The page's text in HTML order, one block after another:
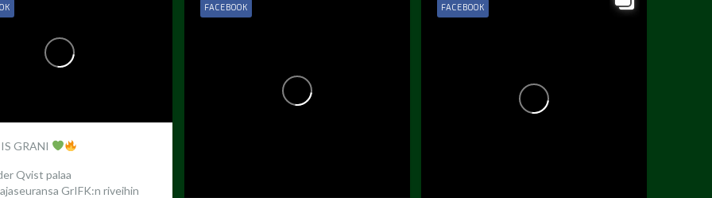
GRANI
Qvist palaa
GrIFK:n riveihin
FACEBOOK FACEBOOK